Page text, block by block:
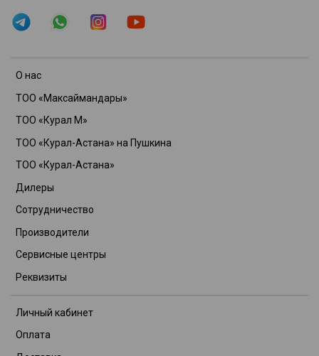
О нас
ТОО «Максаймандары»
ТОО «Курал М»
ТОО «Курал-Астана» на Пушкина
ТОО «Курал-Астана»
Дилеры
Сотрудничество
Производители
Сервисные центры
Реквизиты
Личный кабинет
Оплата